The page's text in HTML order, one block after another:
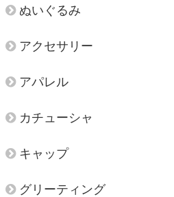
ぬいぐるみ
アクセサリー
アパレル
カチューシャ
キャップ
グリーティング